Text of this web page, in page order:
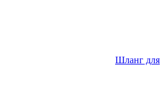
Шланг для